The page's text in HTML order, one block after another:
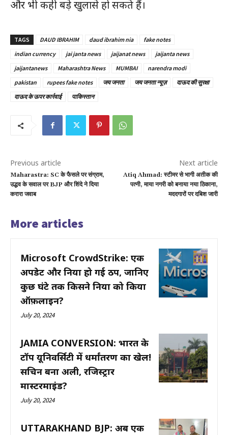
और भी कही बड़े खुलासे हो सकते हैं।
TAGS DAUD IBRAHIM daud ibrahim nia
fake notes
indian currency
jai janta news jaijanat news
jaijanta news
jaijantanews
Maharashtra News MUMBAI
narendra modi
pakistan
rupees fake notes जय जनता जय जनता न्यूज़
दाऊद की सुरक्षा
दाऊद के ऊपर कार्रवाई
पाकिस्तान
Previous article
Maharastra: SC के फैसले पर संग्राम,
उद्धव के सवाल पर BJP और शिंदे ने दिया
करारा जवाब
Next article
Atiq Ahmad: स्टीमर से भागी अतीक की
पत्नी, माया नगरी को बनाया नया ठिकाना,
मददगारों पर दबिश जारी
More articles
Microsoft CrowdStrike: एक
अपडेट और दुनिया हो गई ठप, जानिए
कुछ घंटे तक किसने दुनिया को किया
ऑफ़लाइन?
July 20, 2024
JAMIA CONVERSION: भारत के
टॉप यूनिवर्सिटी में धर्मांतरण का खेल!
सचिन बना अली, रजिस्ट्रार
मास्टरमाइंड?
July 20, 2024
UTTARAKHAND BJP: अब एक